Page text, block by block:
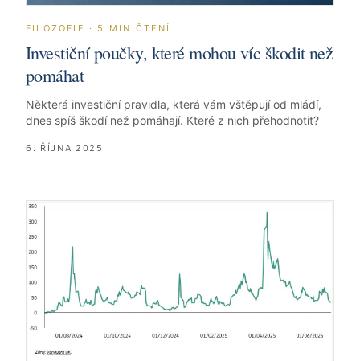
FILOZOFIE · 5 MIN ČTENÍ
Investiční poučky, které mohou víc škodit než
pomáhat
Některá investiční pravidla, která vám vštěpují od mládí,
dnes spíš škodí než pomáhají. Které z nich přehodnotit?
6. ŘÍJNA 2025